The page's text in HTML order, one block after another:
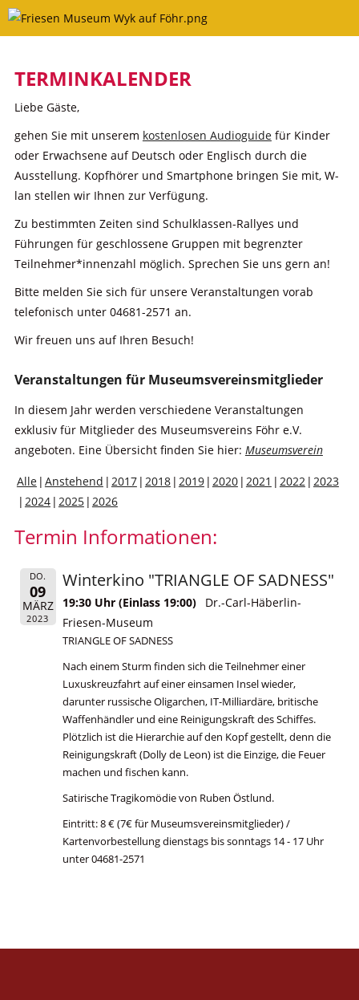
Skip
TERMINKALENDER
Liebe Gäste,
gehen Sie mit unserem kostenlosen Audioguidefür Kinder
oder Erwachsene auf Deutsch oder Englisch durch die
Ausstellung. Kopfhörer und Smartphone bringen Sie mit, W-
lan stellen wir Ihnen zur Verfügung.
Zu bestimmten Zeiten sind Schulklassen-Rallyes und
Führungen für geschlossene Gruppen mit begrenzter
Teilnehmer*innenzahl möglich. Sprechen Sie uns gern an!
Bitte melden Sie sich für unsere Veranstaltungen vorab
telefonisch unter 04681-2571 an.
Wir freuen uns auf Ihren Besuch!
Veranstaltungen für Museumsvereinsmitglieder
In diesem Jahr werden verschiedene Veranstaltungen
exklusiv für Mitglieder des Museumsvereins Föhr e.V.
angeboten. Eine Übersicht finden Sie hier: Museumsverein
Alle Anstehend 2017 2018 2019 2020 2021 2022
2023
2024 2025 2026
Termin Informationen:
DO.
09
MÄRZ
2023
Winterkino "TRIANGLE OF SADNESS"
19:30 Uhr (Einlass 19:00)
Dr.-Carl-Häberlin-
Friesen-Museum
TRIANGLE OF SADNESS
Nach einem Sturm finden sich die Teilnehmer einer
Luxuskreuzfahrt auf einer einsamen Insel wieder,
darunter russische Oligarchen, IT-Milliardäre, britische
Waffenhändler und eine Reinigungskraft des Schiffes.
Plötzlich ist die Hierarchie auf den Kopf gestellt, denn die
Reinigungskraft (Dolly de Leon) ist die Einzige, die Feuer
machen und fischen kann.
Satirische Tragikomödie von Ruben Östlund.
Eintritt: 8 € (7€ für Museumsvereinsmitglieder) /
Kartenvorbestellung dienstags bis sonntags 14 - 17 Uhr
unter 04681-2571